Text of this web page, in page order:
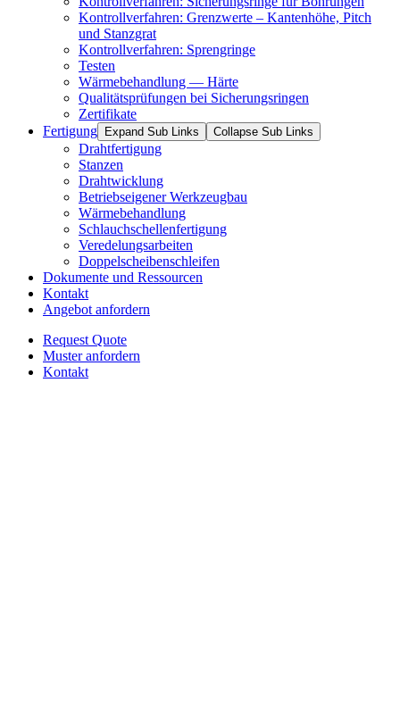
Kontrollverfahren: Grenzwerte – Kantenhöhe, Pitch
und Stanzgrat
Kontrollverfahren: Sprengringe
Testen
Wärmebehandlung — Härte
Qualitätsprüfungen bei Sicherungsringen
Zertifikate
Fertigung
Expand Sub Links Collapse Sub Links
Drahtfertigung
Stanzen
Drahtwicklung
Betriebseigener Werkzeugbau
Wärmebehandlung
Schlauchschellenfertigung
Veredelungsarbeiten
Doppelscheibenschleifen
Dokumente und Ressourcen
Kontakt
Angebot anfordern
Request Quote
Muster anfordern
Kontakt